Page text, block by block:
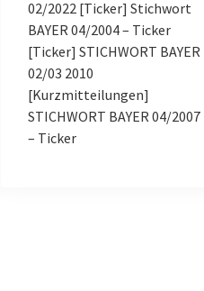
02/2022 [Ticker] Stichwort
BAYER 04/2004 – Ticker
[Ticker] STICHWORT BAYER
02/03 2010
[Kurzmitteilungen]
STICHWORT BAYER 04/2007
– Ticker